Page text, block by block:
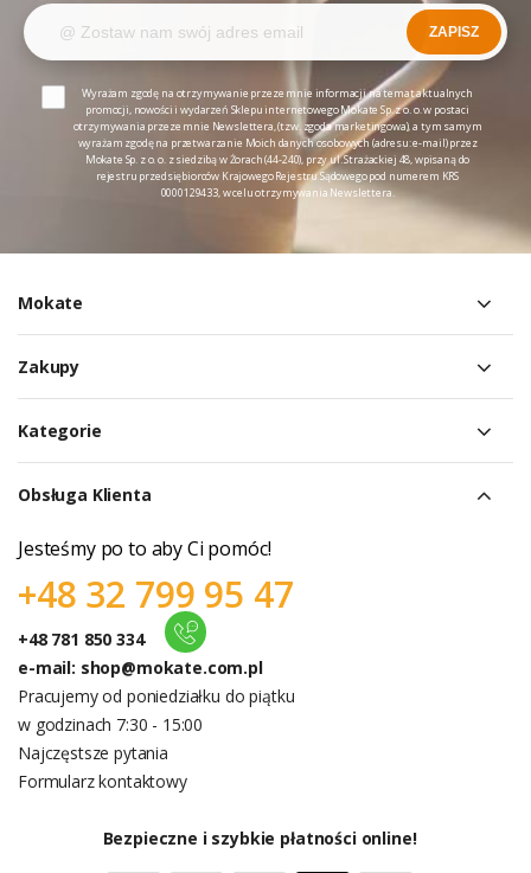
ZAPISZ
Wyrażam zgodę na otrzymywanie przeze mnie informacji na temat aktualnych
promocji, nowości i wydarzeń Sklepu internetowego Mokate Sp. z o. o. w postaci
otrzymywania przeze mnie Newslettera, (tzw. zgoda marketingowa), a tym samym
wyrażam zgodę na przetwarzanie Moich danych osobowych (adresu: e-mail) przez
Mokate Sp. z o. o. z siedzibą w Żorach (44-240), przy ul. Strażackiej 48, wpisaną do
rejestru przedsiębiorców Krajowego Rejestru Sądowego pod numerem KRS
0000129433, w celu otrzymywania Newslettera.
Mokate
Zakupy
Kategorie
Obsługa Klienta
Jesteśmy po to aby Ci pomóc!
+48 32 799 95 47
+48 781 850 334
e-mail: shop@mokate.com.pl
Pracujemy od poniedziałku do piątku
w godzinach 7:30 - 15:00
Najczęstsze pytania
Formularz kontaktowy
Bezpieczne i szybkie płatności online!